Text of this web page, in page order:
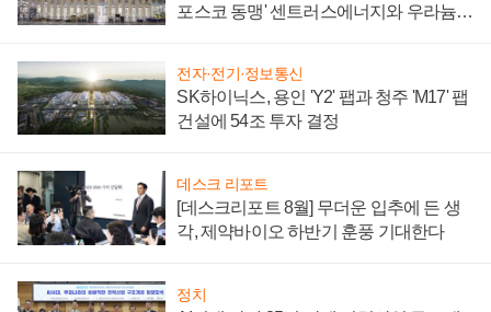
포스코 동맹' 센트러스에너지와 우라늄
전자·전기·정보통신
SK하이닉스, 용인 'Y2' 팹과 청주 'M17' 팹
건설에 54조 투자 결정
데스크 리포트
[데스크리포트 8월] 무더운 입추에 든 생
각, 제약바이오 하반기 훈풍 기대한다
정치